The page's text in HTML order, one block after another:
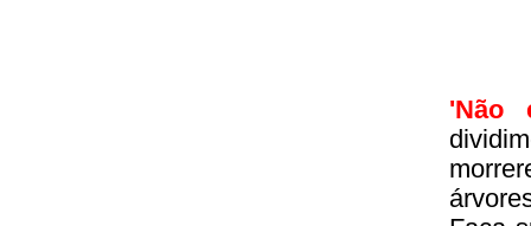
'Não